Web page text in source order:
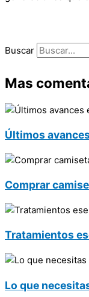
Buscar
Mas
Últimos
Comprar
Tratamientos
Lo que